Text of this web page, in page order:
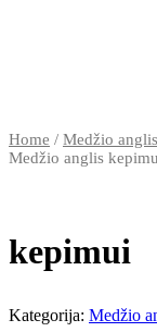
Home / Medžio
Medžio anglis
kepimui
Kategorija: Medžio